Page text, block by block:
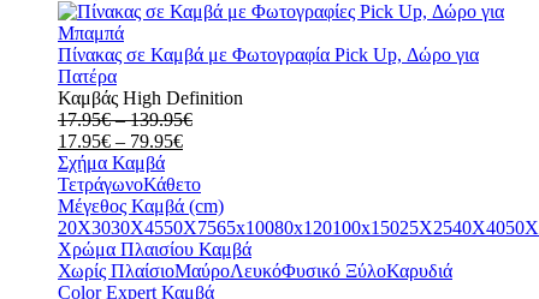
Πίνακας σε Καμβά με Φωτογραφία Pick Up, Δώρο για
Πατέρα
Καμβάς High Definition
17.95€ – 139.95€Price
through
139.95€
17.95€ – 79.95€Price
17.95€
through
79.95€
Σχήμα Καμβά
ΤετράγωνοΚάθετο
Μέγεθος Καμβά (cm)
20X3030X4550X7565x10080x120100x15025X2540X40
Χρώμα Πλαισίου Καμβά
Χωρίς ΠλαίσιοΜαύροΛευκόΦυσικό ΞύλοΚαρυδιά
Color Expert Καμβά